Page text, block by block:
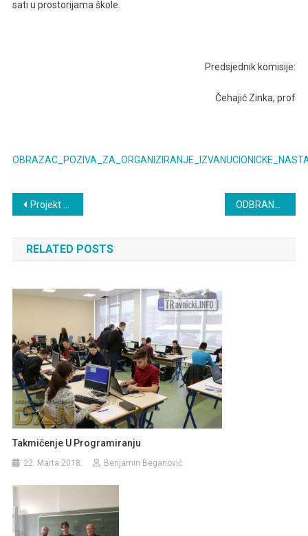
sati u prostorijama škole.
Predsjednik komisije:
Čehajić Zinka, prof
Navigacija
članaka
Projekt “Građanin”
RELATED POSTS
Takmičenje U Programiranju
22. Marta 2018. Benjamin Beganović